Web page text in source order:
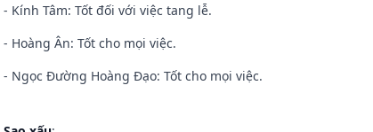
- Kính Tâm: Tốt đối với việc tang lễ.
- Hoàng Ân: Tốt cho mọi việc.
- Ngọc Đường Hoàng Đạo: Tốt cho mọi việc.